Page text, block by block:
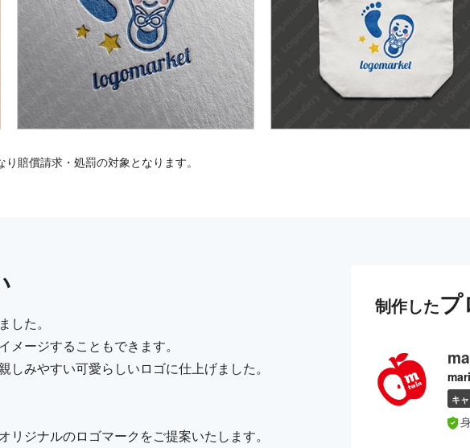
賠償請求・処罰の対象となります。
した。
ージすることもできます。
しみやすい可愛らしいロゴに仕上げました。
ジナルのロゴマークをご提案いたします。
制作したプ
キ